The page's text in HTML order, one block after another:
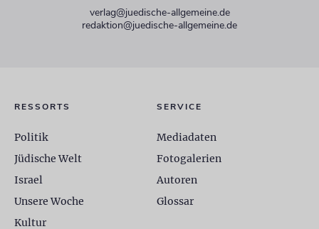
verlag@juedische-allgemeine.de
redaktion@juedische-allgemeine.de
RESSORTS
Politik
Jüdische Welt
Israel
Unsere Woche
Kultur
SERVICE
Mediadaten
Fotogalerien
Autoren
Glossar